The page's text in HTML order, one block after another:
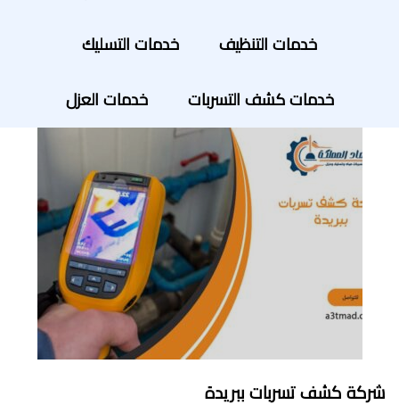
خدمات التنظيف خدمات التسليك
خدمات كشف التسربات خدمات العزل
شركة كشف تسربات ببريدة